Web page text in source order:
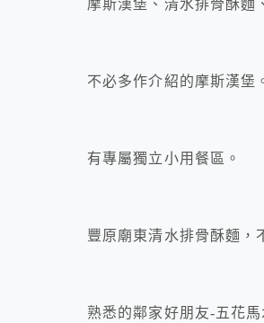
摩斯漢堡、清水排骨酥麵
不必多作介紹的摩斯漢堡
有專屬獨立小用餐區。
豐原廟東清水排骨酥麵，
熟悉的鄰家好朋友-五花馬